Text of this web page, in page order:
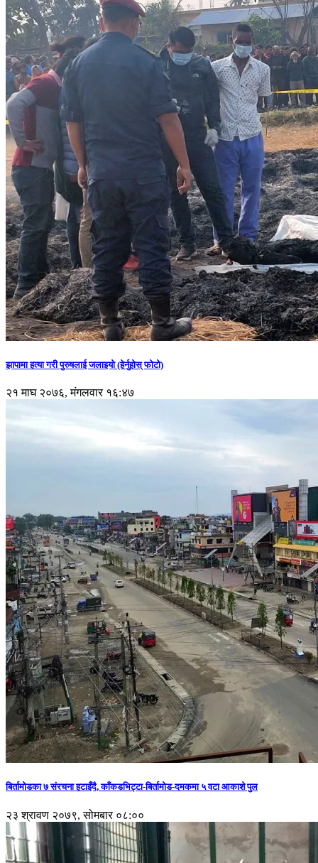
झापामा हत्या गरी पुरुषलाई जलाइयो (हेर्नुहाेस् फाेटाे)
२१ माघ २०७६, मंगलवार १६:४७
बिर्तामोडका ७ संरचना हटाइँदै, काँकडभिट्टा-बिर्तामोड-दमकमा ५ वटा आकाशे पुल
२३ श्रावण २०७९, सोमबार ०८:००